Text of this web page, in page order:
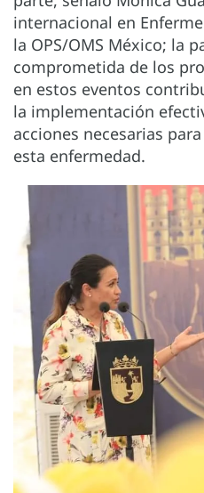
internacional en
la OPS/OMS México; la
comprometida de los
en estos eventos
la implementación
acciones necesarias
esta enfermedad.